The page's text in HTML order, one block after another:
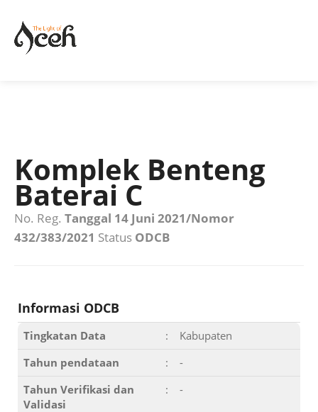
Komplek Benteng
Baterai C
No. Reg. Tanggal 14 Juni 2021/Nomor
432/383/2021 Status ODCB
Informasi ODCB
Tingkatan Data :
Kabupaten
Tahun pendataan
:
-
Tahun Verifikasi dan
Validasi
: -